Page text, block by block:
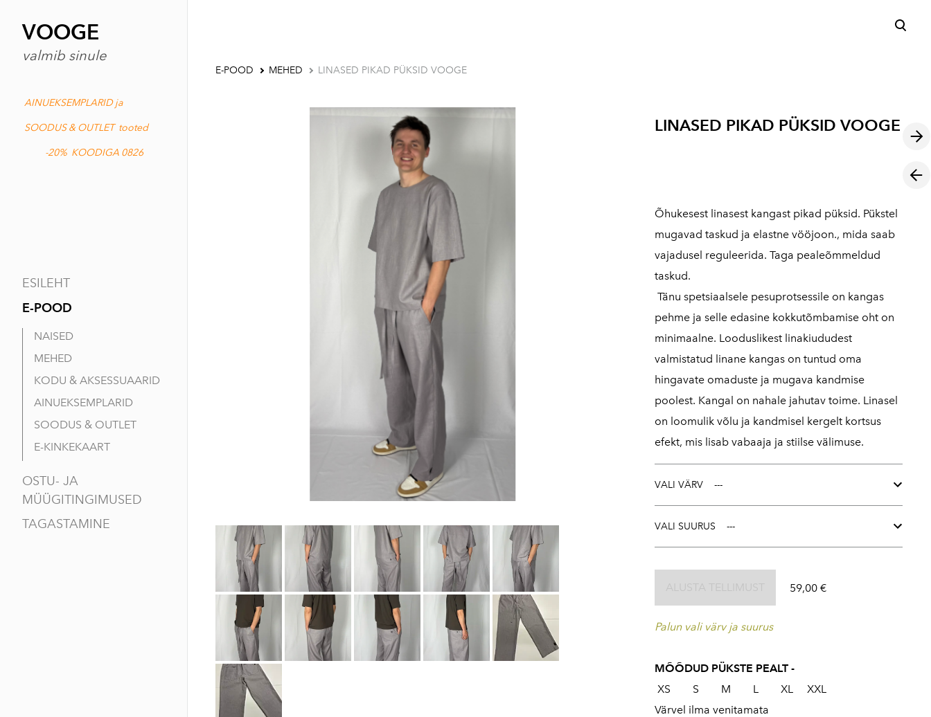
VOOGE
valmib sinule
AINUEKSEMPLARID ja
SOODUS & OUTLET tooted
-20% KOODIGA 0826
ESILEHT
E-POOD
NAISED
MEHED
KODU & AKSESSUAARID
AINUEKSEMPLARID
SOODUS & OUTLET
E-KINKEKAART
OSTU- JA
MÜÜGITINGIMUSED
TAGASTAMINE
E-POOD MEHED LINASED PIKAD PÜKSID VOOGE
LINASED PIKAD PÜKSID VOOGE
Õhukesest linasest kangast pikad püksid. Pükstel
mugavad taskud ja elastne vööjoon., mida saab
vajadusel reguleerida. Taga pealeõmmeldud
taskud.
Tänu spetsiaalsele pesuprotsessile on kangas
pehme ja selle edasine kokkutõmbamise oht on
minimaalne. Looduslikest linakiududest
valmistatud linane kangas on tuntud oma
hingavate omaduste ja mugava kandmise
poolest. Kangal on nahale jahutav toime. Linasel
on loomulik võlu ja kandmisel kergelt kortsus
efekt, mis lisab vabaaja ja stiilse välimuse.
VALI VÄRV
VALI SUURUS
59,00 €
Palun vali värv ja suurus
MÕÕDUD PÜKSTE PEALT -
XS S M L XL XXL
Värvel ilma venitamata